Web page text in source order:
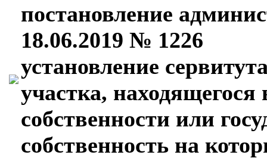
постановление
18.06.2019 № 1226
установление
участка,
собственности или
собственность на